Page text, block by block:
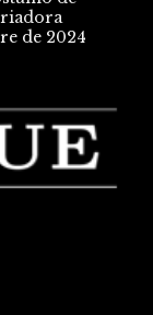
de 2024